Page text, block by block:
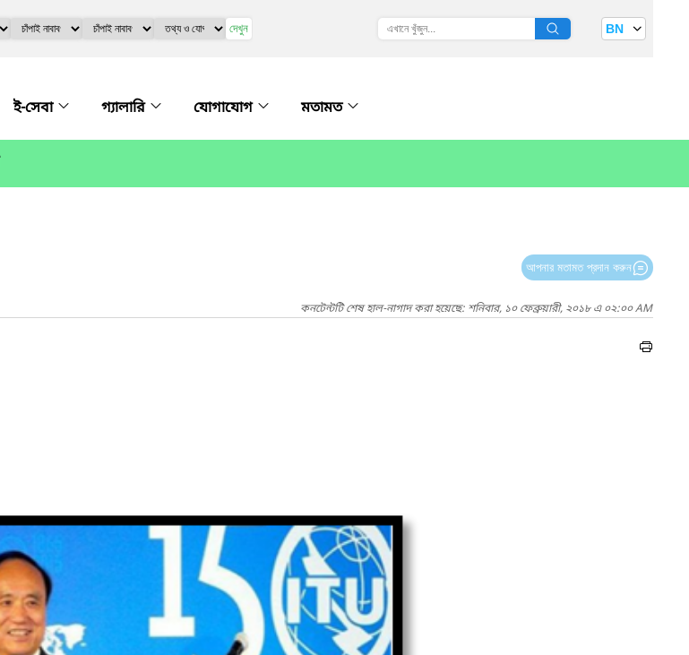
দেখুন BN
ই-সেবা গ্যালারি যোগাযোগ মতামত
আপনার মতামত প্রদান করুন
কনটেন্টটি শেষ হাল-নাগাদ করা হয়েছে: শনিবার, ১০ ফেব্রুয়ারী, ২০১৮ এ ০২:০০ AM